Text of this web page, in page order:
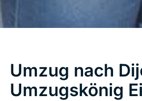
Umzug nach
Umzugskönig